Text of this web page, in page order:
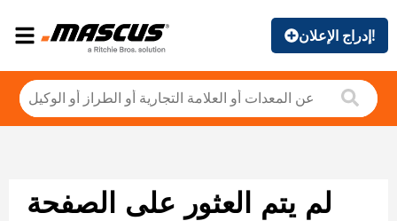
إدراج الإعلان!
لم يتم العثور على الصفحة